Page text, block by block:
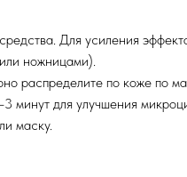
Для усиления
ножницами).
распределите по коже по
для улучшения
маску.
на сайт